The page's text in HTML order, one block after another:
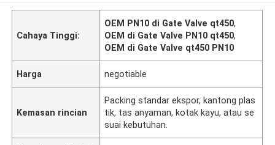
Cahaya Tinggi:
OEM PN10 di Gate Valve qt450,
OEM di Gate Valve PN10 qt450,
OEM di Gate Valve qt450 PN10
Harga negotiable
Kemasan rincian
Packing standar ekspor, kantong plas
tik, tas anyaman, kotak kayu, atau se
suai kebutuhan.